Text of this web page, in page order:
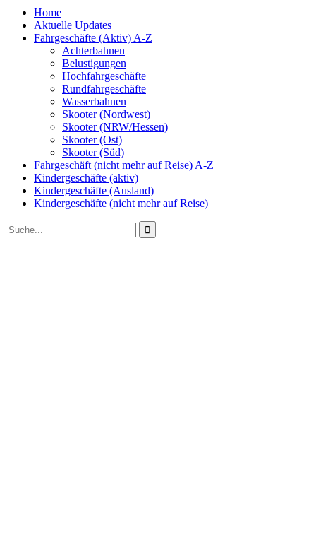
Home
Aktuelle Updates
Fahrgeschäfte (Aktiv) A-Z
Achterbahnen
Belustigungen
Hochfahrgeschäfte
Rundfahrgeschäfte
Wasserbahnen
Skooter (Nordwest)
Skooter (NRW/Hessen)
Skooter (Ost)
Skooter (Süd)
Fahrgeschäft (nicht mehr auf Reise) A-Z
Kindergeschäfte (aktiv)
Kindergeschäfte (Ausland)
Kindergeschäfte (nicht mehr auf Reise)